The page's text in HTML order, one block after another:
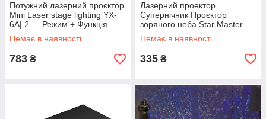
Потужний лазерний проєктор
Mini Laser stage lighting YX-
6A| 2 — Режим + Функція
Стробоскоп. Найкраща ціна!
Немає в наявності
783 ₴
Лазерний проектор
Супернічник Проєктор
зоряного неба Star Master
Dream
Немає в наявності
335 ₴